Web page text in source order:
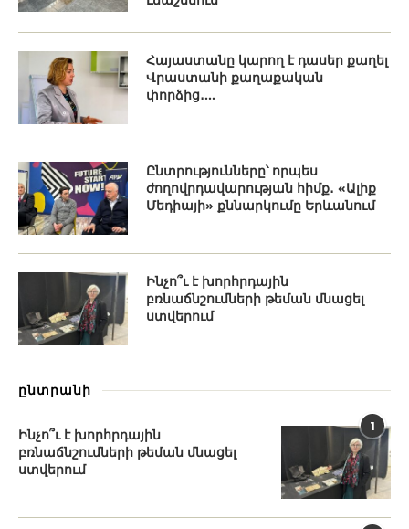
Հայաստանը կարող է դասեր քաղել
Վրաստանի քաղաքական
փորձից․...
Ընտրությունները՝ որպես
ժողովրդավարության հիմք․ «Ալիք
Մեդիայի» քննարկումը Երևանում
Ինչո՞ւ է խորհրդային
բռնաճնշումների թեման մնացել
ստվերում
ընտրանի
1
Ինչո՞ւ է խորհրդային
բռնաճնշումների թեման մնացել
ստվերում